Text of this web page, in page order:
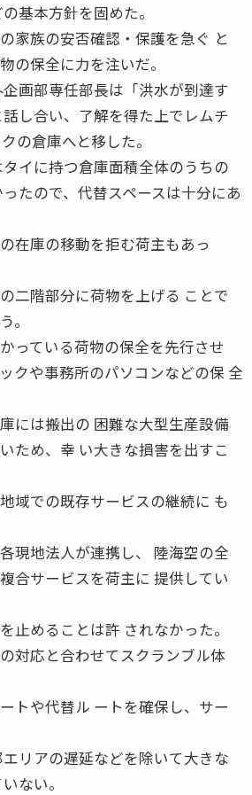
基本方針を固めた。
家族の安否確認・保護を急ぐ と
の保全に力を注いだ。
画部専任部長は「洪水が到達す
し合い、了解を得た上でレムチ
の倉庫へと移した。
イに持つ倉庫面積全体のうちの
たので、代替スペースは十分にあ
在庫の移動を拒む荷主もあっ
二階部分に荷物を上げる ことで
。
っている荷物の保全を先行させ
クや事務所のパソコンなどの保 全
には搬出の 困難な大型生産設備
ため、幸 い大きな損害を出すこ
域での既存サービスの継続に も
現地法人が連携し、 陸海空の全
合サービスを荷主に 提供してい
止めることは許 されなかった。
対応と合わせてスクランブル体
トや代替ル ートを確保し、サー
リアの遅延などを除いて大きな
ない。